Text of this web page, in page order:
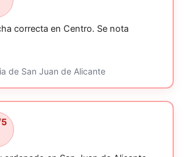
correcta en Centro. Se nota
de San Juan de Alicante